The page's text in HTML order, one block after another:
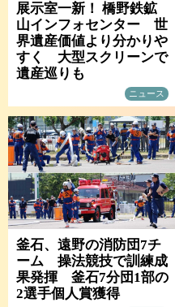
展示室一新！ 橋野鉄鉱
山インフォセンター 世
界遺産価値より分かりや
すく 大型スクリーンで
遺産巡りも
ニュース
釜石、遠野の消防団7チ
ーム 操法競技で訓練成
果発揮 釜石7分団1部の
2選手個人賞獲得